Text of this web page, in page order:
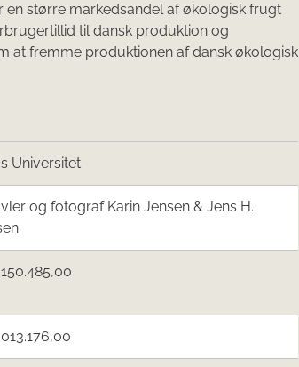
en større markedsandel af økologisk frugt
til dansk produktion og
at fremme produktionen af dansk økologisk
Universitet
og fotograf Karin Jensen & Jens H.